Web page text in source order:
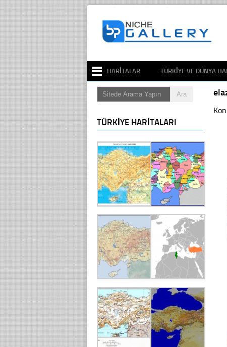
HARITALAR TÜRKIYE VE DÜNYA
TÜRKIYE HARITALARI